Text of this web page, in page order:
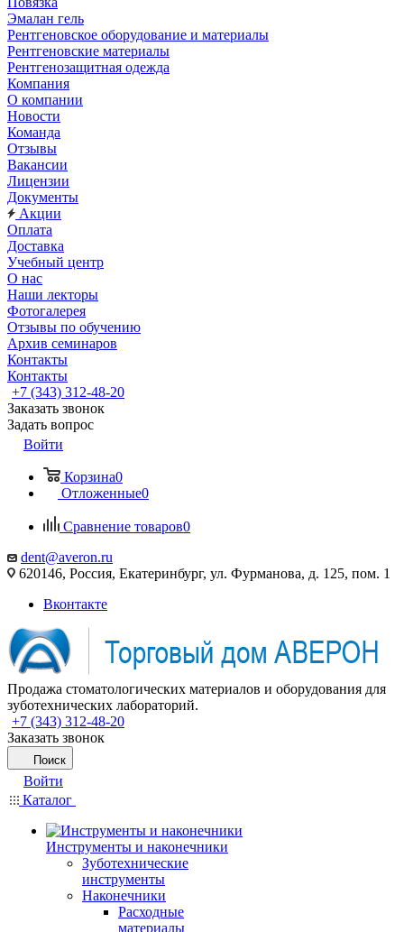
Эмалан гель
Рентгеновское оборудование и материалы
Рентгеновские материалы
Рентгенозащитная одежда
Компания
О компании
Новости
Команда
Отзывы
Вакансии
Лицензии
Документы
Акции
Оплата
Доставка
Учебный центр
О нас
Наши лекторы
Фотогалерея
Отзывы по обучению
Архив семинаров
Контакты
Контакты
+7 (343) 312-48-20
Заказать звонок
Задать вопрос
Войти
Корзина0
Отложенные0
Сравнение товаров0
dent@averon.ru
620146, Россия, Екатеринбург, ул. Фурманова, д. 125, пом. 1
Вконтакте
Продажа стоматологических материалов и оборудования для
зуботехнических лабораторий.
+7 (343) 312-48-20
Заказать звонок
Поиск
Войти
Каталог
Инструменты и наконечники
Зуботехнические
инструменты
Наконечники
Расходные
материалы